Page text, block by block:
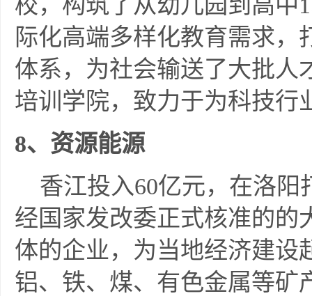
校，构筑了从幼儿园到高中
际化高端多样化教育需求，
体系，为社会输送了大批人
培训学院，致力于为科技行
8、资源能源
香江投入60亿元，在洛
经国家发改委正式核准的的
体的企业，为当地经济建设
铝、铁、煤、有色金属等矿